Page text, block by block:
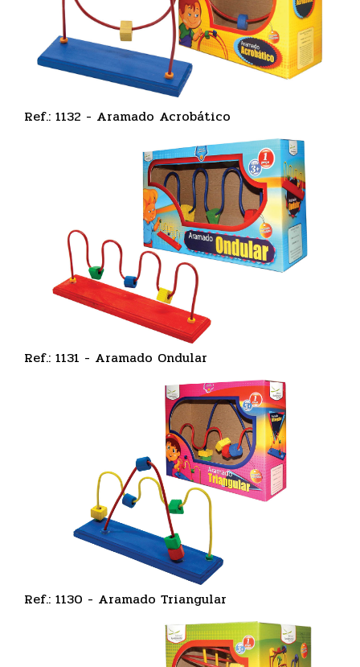
Ref.: 1132 - Aramado Acrobático
Ref.: 1131 - Aramado Ondular
Ref.: 1130 - Aramado Triangular